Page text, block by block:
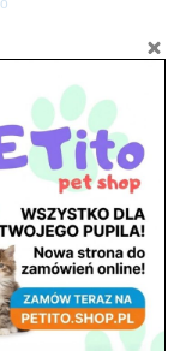
– Legionowo i
swojego pupila
Sklep Zoologiczny
Pupila | ZooNemo